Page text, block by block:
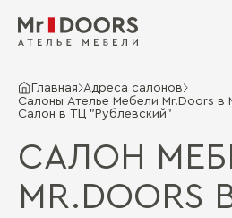
Главная Адреса салонов
Салоны Ателье Мебели Mr.Doors в
Салон в ТЦ "Рублевский"
САЛОН
MR.DOORS